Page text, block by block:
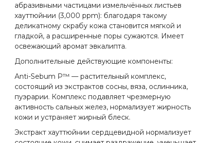
абразивными частицами измельчённых листьев
хауттюйнии (3,000 ppm): благодаря такому
деликатному скрабу кожа становится мягкой и
гладкой, а расширенные поры сужаются. Имеет
освежающий аромат эвкалипта.
Дополнительные действующие компоненты:
Anti-Sebum P™ — растительный комплекс,
состоящий из экстрактов сосны, вяза, ослинника,
пуэрарии. Комплекс подавляет чрезмерную
активность сальных желез, нормализует жирность
кожи и устраняет жирный блеск.
Экстракт хауттюйнии сердцевидной нормализует